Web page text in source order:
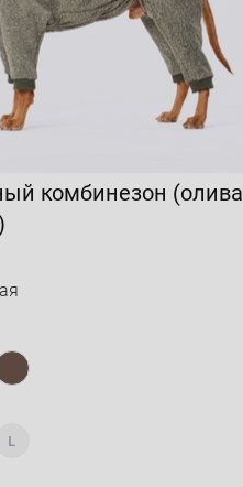
комбинезон (олива
L